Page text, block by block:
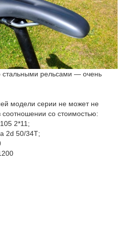
стальными рельсами — очень
модели серии не может не
соотношении со стоимостью:
2*11;
2d 50/34Т;